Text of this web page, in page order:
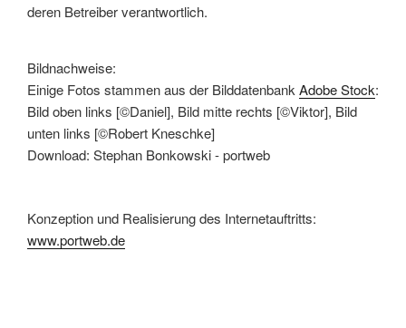
deren Betreiber verantwortlich.
Bildnachweise:
Einige Fotos stammen aus der Bilddatenbank Adobe Stock:
Bild oben links [©Daniel], Bild mitte rechts [©Viktor], Bild
unten links [©Robert Kneschke]
Download: Stephan Bonkowski - portweb
Konzeption und Realisierung des Internetauftritts:
www.portweb.de